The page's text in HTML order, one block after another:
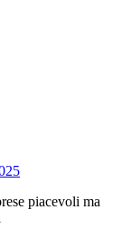
piacevoli ma